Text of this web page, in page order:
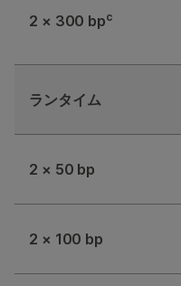
2 × 300 bpc
ランタイム
2 × 50 bp
2 × 100 bp